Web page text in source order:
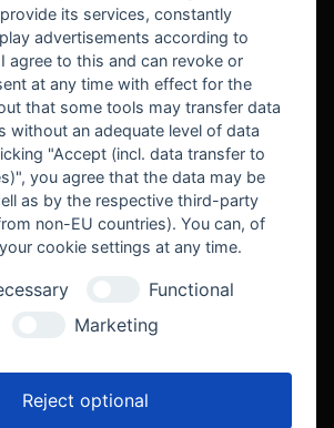
its services, constantly
advertisements according to
agree to this and can revoke or
at any time with effect for the
that some tools may transfer data
without an adequate level of data
"Accept (incl. data transfer to
you agree that the data may be
as by the respective third-party
non-EU countries). You can, of
cookie settings at any time.
Functional
Marketing
Reject optional